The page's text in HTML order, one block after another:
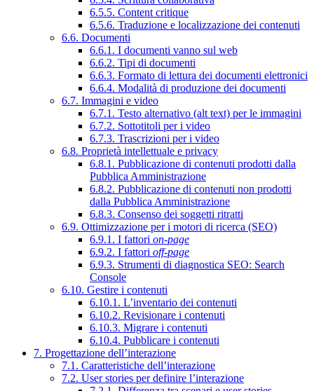
6.5.5. Content critique
6.5.6. Traduzione e localizzazione dei contenuti
6.6. Documenti
6.6.1. I documenti vanno sul web
6.6.2. Tipi di documenti
6.6.3. Formato di lettura dei documenti elettronici
6.6.4. Modalità di produzione dei documenti
6.7. Immagini e video
6.7.1. Testo alternativo (alt text) per le immagini
6.7.2. Sottotitoli per i video
6.7.3. Trascrizioni per i video
6.8. Proprietà intellettuale e privacy
6.8.1. Pubblicazione di contenuti prodotti dalla
Pubblica Amministrazione
6.8.2. Pubblicazione di contenuti non prodotti
dalla Pubblica Amministrazione
6.8.3. Consenso dei soggetti ritratti
6.9. Ottimizzazione per i motori di ricerca (SEO)
6.9.1. I fattori on-page
6.9.2. I fattori off-page
6.9.3. Strumenti di diagnostica SEO: Search
Console
6.10. Gestire i contenuti
6.10.1. L’inventario dei contenuti
6.10.2. Revisionare i contenuti
6.10.3. Migrare i contenuti
6.10.4. Pubblicare i contenuti
7. Progettazione dell’interazione
7.1. Caratteristiche dell’interazione
7.2. User stories per definire l’interazione